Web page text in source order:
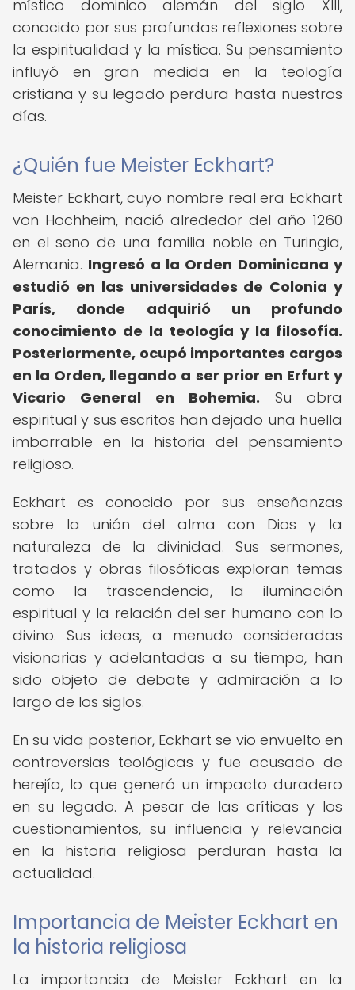
místico dominico alemán del siglo XIII,
conocido por sus profundas reflexiones sobre
la espiritualidad y la mística. Su pensamiento
influyó en gran medida en la teología
cristiana y su legado perdura hasta nuestros
días.
¿Quién fue Meister Eckhart?
Meister Eckhart, cuyo nombre real era Eckhart
von Hochheim, nació alrededor del año 1260
en el seno de una familia noble en Turingia,
Alemania. Ingresó a la Orden Dominicana y
estudió en las universidades de Colonia y
París, donde adquirió un profundo
conocimiento de la teología y la filosofía.
Posteriormente, ocupó importantes cargos
en la Orden, llegando a ser prior en Erfurt y
Vicario General en Bohemia. Su obra
espiritual y sus escritos han dejado una huella
imborrable en la historia del pensamiento
religioso.
Eckhart es conocido por sus enseñanzas
sobre la unión del alma con Dios y la
naturaleza de la divinidad. Sus sermones,
tratados y obras filosóficas exploran temas
como la trascendencia, la iluminación
espiritual y la relación del ser humano con lo
divino. Sus ideas, a menudo consideradas
visionarias y adelantadas a su tiempo, han
sido objeto de debate y admiración a lo
largo de los siglos.
En su vida posterior, Eckhart se vio envuelto en
controversias teológicas y fue acusado de
herejía, lo que generó un impacto duradero
en su legado. A pesar de las críticas y los
cuestionamientos, su influencia y relevancia
en la historia religiosa perduran hasta la
actualidad.
Importancia de Meister Eckhart en
la historia religiosa
La importancia de Meister Eckhart en la